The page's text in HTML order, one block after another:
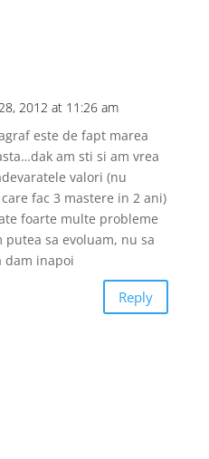
2012 at 11:26 am
este de fapt marea
am sti si am vrea
valori (nu
fac 3 mastere in 2 ani)
foarte multe probleme
putea sa evoluam, nu sa
dam inapoi
Reply